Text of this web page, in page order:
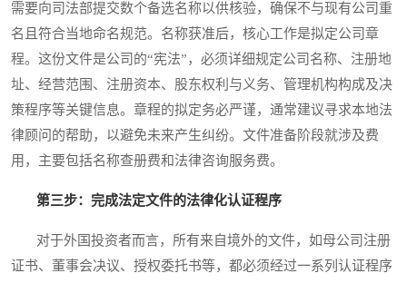
需要向司法部提交数个备选名称以供核验，确保不与现有公司重
名且符合当地命名规范。名称获准后，核心工作是拟定公司章
程。这份文件是公司的“宪法”，必须详细规定公司名称、注册地
址、经营范围、注册资本、股东权利与义务、管理机构构成及决
策程序等关键信息。章程的拟定务必严谨，通常建议寻求本地法
律顾问的帮助，以避免未来产生纠纷。文件准备阶段就涉及费
用，主要包括名称查册费和法律咨询服务费。
第三步：完成法定文件的法律化认证程序
对于外国投资者而言，所有来自境外的文件，如母公司注册
证书、董事会决议、授权委托书等，都必须经过一系列认证程序